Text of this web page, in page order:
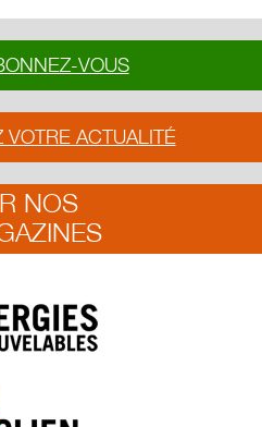
VOUS
VOTRE ACTUALITÉ
NOS